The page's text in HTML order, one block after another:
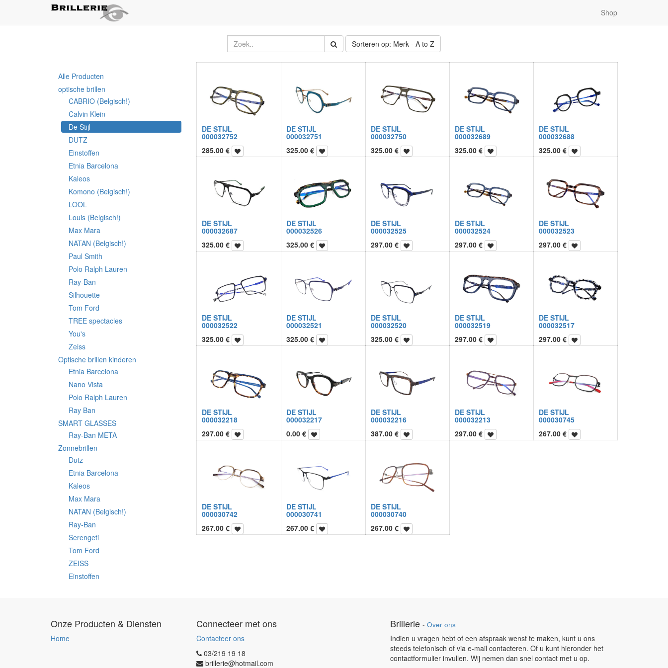
Shop
Sorteren op: Merk - A to Z
Alle Producten
optische brillen
CABRIO (Belgisch!)
Calvin Klein
De Stijl
DUTZ
Einstoffen
Etnia Barcelona
Kaleos
Komono (Belgisch!)
LOOL
Louis (Belgisch!)
Max Mara
NATAN (Belgisch!)
Paul Smith
Polo Ralph Lauren
Ray-Ban
Silhouette
Tom Ford
TREE spectacles
You's
Zeiss
Optische brillen kinderen
Etnia Barcelona
Nano Vista
Polo Ralph Lauren
Ray Ban
SMART GLASSES
Ray-Ban META
Zonnebrillen
Dutz
Etnia Barcelona
Kaleos
Max Mara
NATAN (Belgisch!)
Ray-Ban
Serengeti
Tom Ford
ZEISS
Einstoffen
DE STIJL
000032752
285.00€
DE STIJL
000032751
325.00€
DE STIJL
000032750
325.00€
DE STIJL
000032689
325.00€
DE STIJL
000032688
325.00€
DE STIJL
000032687
325.00€
DE STIJL
000032526
325.00€
DE STIJL
000032525
297.00€
DE STIJL
000032524
297.00€
DE STIJL
000032523
297.00€
DE STIJL
000032522
325.00€
DE STIJL
000032521
325.00€
DE STIJL
000032520
325.00€
DE STIJL
000032519
297.00€
DE STIJL
000032517
297.00€
DE STIJL
000032218
297.00€
DE STIJL
000032217
0.00€
DE STIJL
000032216
387.00€
DE STIJL
000032213
297.00€
DE STIJL
000030745
267.00€
DE STIJL
000030742
267.00€
DE STIJL
000030741
267.00€
DE STIJL
000030740
267.00€
Onze Producten & Diensten
Home
Connecteer met ons
Contacteer ons
03/219 19 18
brillerie@hotmail.com
Brillerie - Over ons
Indien u vragen hebt of een afspraak wenst te maken, kunt u ons
steeds telefonisch of via e-mail contacteren. Of u kunt hieronder het
contactformulier invullen. Wij nemen dan snel contact met u op.